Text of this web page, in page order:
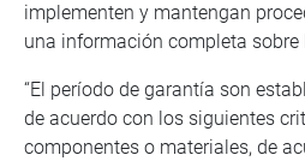
implementen y mantengan
una información completa sobre
“El período de garantía son
de acuerdo con los siguientes
componentes o materiales, de